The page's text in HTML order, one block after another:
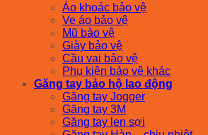
Áo khoác bảo vệ
Ve áo bảo vệ
Mũ bảo vệ
Giày bảo vệ
Cầu vai bảo vệ
Phụ kiện bảo vệ khác
Găng tay bảo hộ lao động
Găng tay Jogger
Găng tay 3M
Găng tay len sợi